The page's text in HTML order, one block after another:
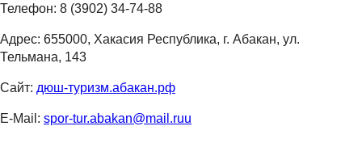
Телефон: 8 (3902) 34-74-88
Адрес: 655000, Хакасия Республика, г. Абакан, ул.
Тельмана, 143
Сайт: дюш-туризм.абакан.рф
E-Mail: spor-tur.abakan@mail.ruu